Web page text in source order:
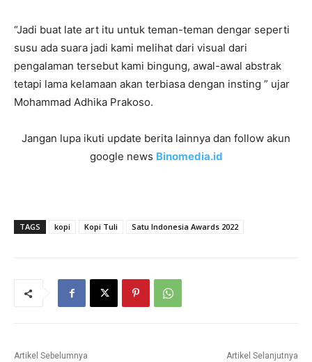
“Jadi buat late art itu untuk teman-teman dengar seperti
susu ada suara jadi kami melihat dari visual dari
pengalaman tersebut kami bingung, awal-awal abstrak
tetapi lama kelamaan akan terbiasa dengan insting ” ujar
Mohammad Adhika Prakoso.
Jangan lupa ikuti update berita lainnya dan follow akun
google news Binomedia.id
TAGS kopi Kopi Tuli Satu Indonesia Awards 2022
Artikel Sebelumnya Artikel Selanjutnya